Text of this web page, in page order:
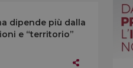
dipende più dalla
e “territorio”